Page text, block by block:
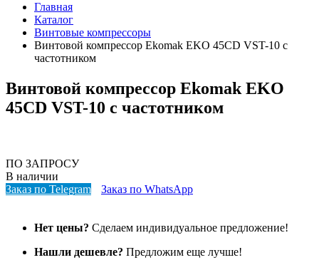
Главная
Каталог
Винтовые компрессоры
Винтовой компрессор Ekomak EKO 45CD VST-10 с
частотником
Винтовой компрессор Ekomak EKO
45CD VST-10 с частотником
ПО ЗАПРОСУ
В наличии
Заказ по Telegram
Заказ по WhatsApp
Нет цены? Сделаем индивидуальное предложение!
Нашли дешевле? Предложим еще лучше!